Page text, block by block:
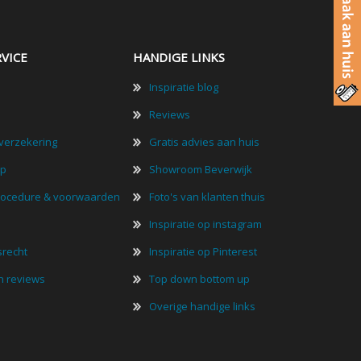
& voorwaarden
reviews
HANDIGE LINKS
Inspiratie blog
Reviews
Gratis advies aan huis
Showroom Beverwijk
Foto's van klanten thuis
Inspiratie op instagram
Inspiratie op Pinterest
Top down bottom up
Overige handige links